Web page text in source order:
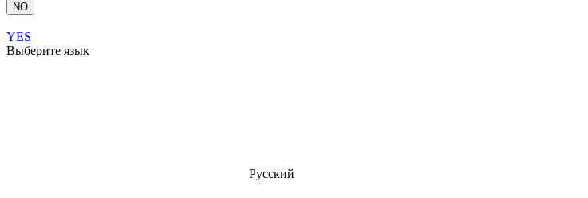
NO
YES
Выберите язык
Русский